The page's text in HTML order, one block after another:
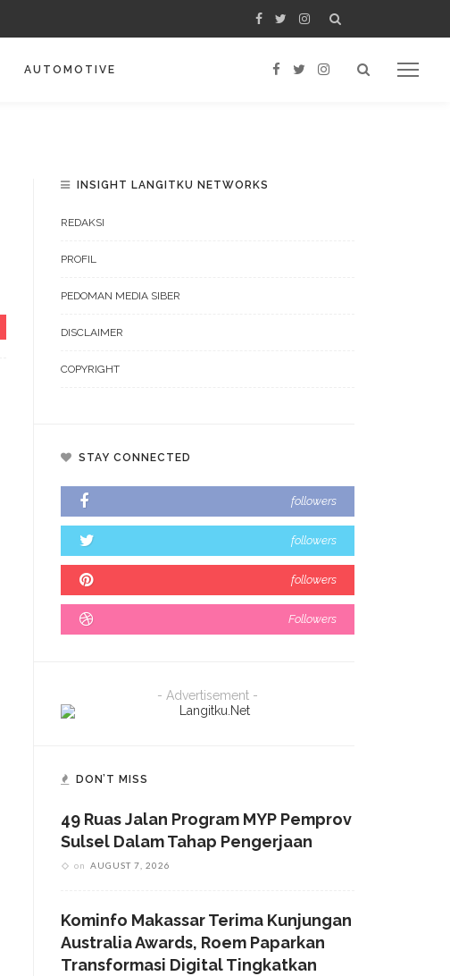
AUTOMOTIVE
INSIGHT LANGITKU NETWORKS
REDAKSI
PROFIL
PEDOMAN MEDIA SIBER
DISCLAIMER
COPYRIGHT
STAY CONNECTED
followers
followers
followers
Followers
- Advertisement -
DON’T MISS
49 Ruas Jalan Program MYP Pemprov
Sulsel Dalam Tahap Pengerjaan
on AUGUST 7, 2026
Kominfo Makassar Terima Kunjungan
Australia Awards, Roem Paparkan
Transformasi Digital Tingkatkan